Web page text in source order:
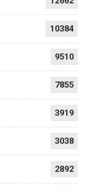
10384
9510
7855
3919
3038
2892